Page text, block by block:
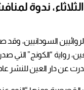
ندوة
السودانيين، وقد
دار العين للنشر عام